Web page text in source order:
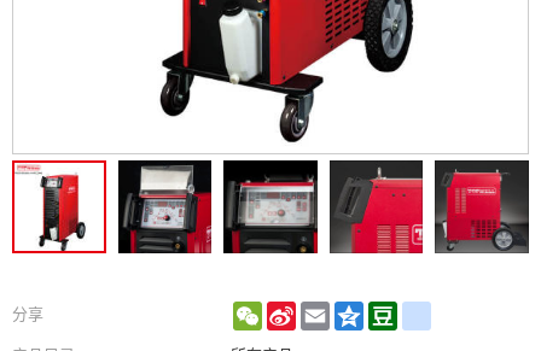
分享 WeChat
Sina
Weibo
Email Qzone